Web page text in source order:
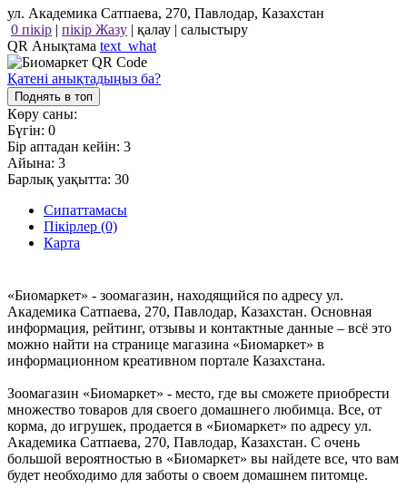
ул. Академика Сатпаева, 270, Павлодар, Казахстан
0 пікір | пікір Жазу | қалау | салыстыру
QR Анықтама text_what
Қатені анықтадыңыз ба?
Поднять в топ
Көру саны:
Бүгін: 0
Бір аптадан кейін: 3
Айына: 3
Барлық уақытта: 30
Сипаттамасы
Пікірлер (0)
Карта
«Биомаркет» - зоомагазин, находящийся по адресу ул.
Академика Сатпаева, 270, Павлодар, Казахстан. Основная
информация, рейтинг, отзывы и контактные данные – всё это
можно найти на странице магазина «Биомаркет» в
информационном креативном портале Казахстана.
Зоомагазин «Биомаркет» - место, где вы сможете приобрести
множество товаров для своего домашнего любимца. Все, от
корма, до игрушек, продается в «Биомаркет» по адресу ул.
Академика Сатпаева, 270, Павлодар, Казахстан. С очень
большой вероятностью в «Биомаркет» вы найдете все, что вам
будет необходимо для заботы о своем домашнем питомце.